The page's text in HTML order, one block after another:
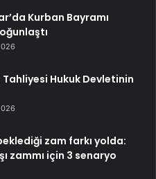
Kurban Bayramı
Tahliyesi Hukuk Devletinin
zam farkı yolda:
zammı için 3 senaryo